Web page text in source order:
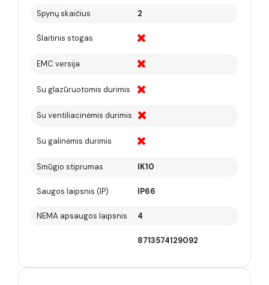
Spynų skaičius 2
Šlaitinis stogas
EMC versija
Su glazūruotomis durimis
Su ventiliacinėmis durimis
Su galinėmis durimis
Smūgio stiprumas IK10
Saugos laipsnis (IP) IP66
NEMA apsaugos laipsnis 4
8713574129092